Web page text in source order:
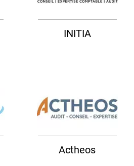
INITIA
Actheos